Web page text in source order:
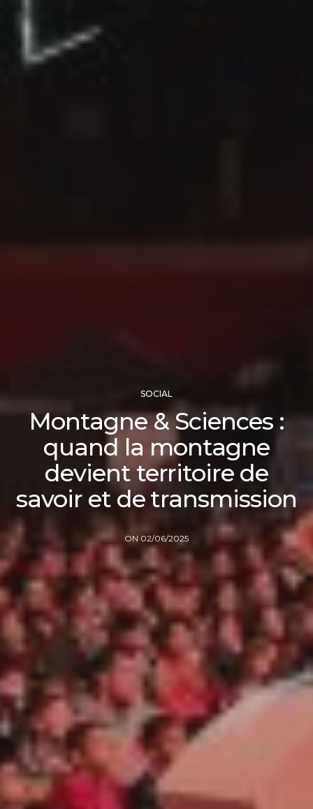
SOCIAL
Montagne & Sciences :
quand la montagne
devient territoire de
savoir et de transmission
ON 02/06/2025